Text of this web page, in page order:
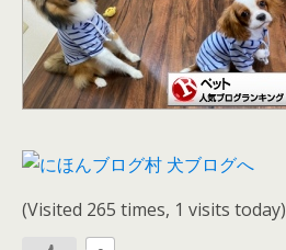
(Visited 265 times, 1 visits today)